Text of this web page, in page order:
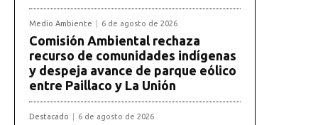
Medio Ambiente 6 de agosto de 2026
Comisión Ambiental rechaza
recurso de comunidades indígenas
y despeja avance de parque eólico
entre Paillaco y La Unión
Destacado 6 de agosto de 2026